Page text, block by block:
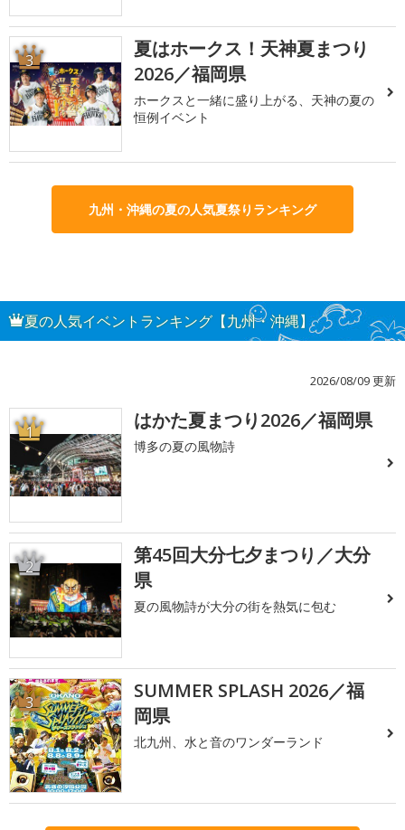
3
夏はホークス！天神夏まつり
2026／福岡県
ホークスと一緒に盛り上がる、天神の夏の
恒例イベント
九州・沖縄の夏の人気夏祭りランキング
夏の人気イベントランキング【九州・沖縄】
2026/08/09 更新
1 はかた夏まつり2026／福岡県
博多の夏の風物詩
2
第45回大分七夕まつり／大分
県
夏の風物詩が大分の街を熱気に包む
3
SUMMER SPLASH 2026／福
岡県
北九州、水と音のワンダーランド